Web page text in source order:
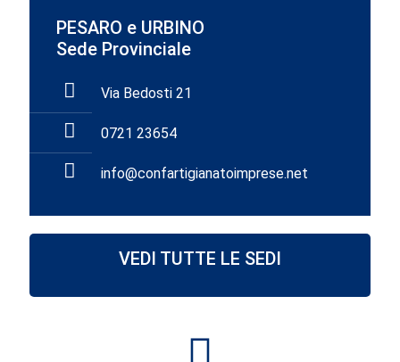
PESARO e URBINO
Sede Provinciale
Via Bedosti 21
0721 23654
info@confartigianatoimprese.net
VEDI TUTTE LE SEDI